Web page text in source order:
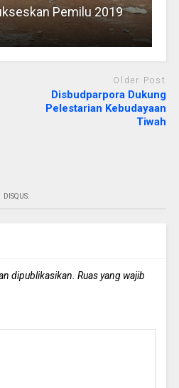
Pemilu 2019
Older Post
Disbudparpora Dukung
Pelestarian Kebudayaan
Tiwah
DISQUS:
dipublikasikan. Ruas yang wajib